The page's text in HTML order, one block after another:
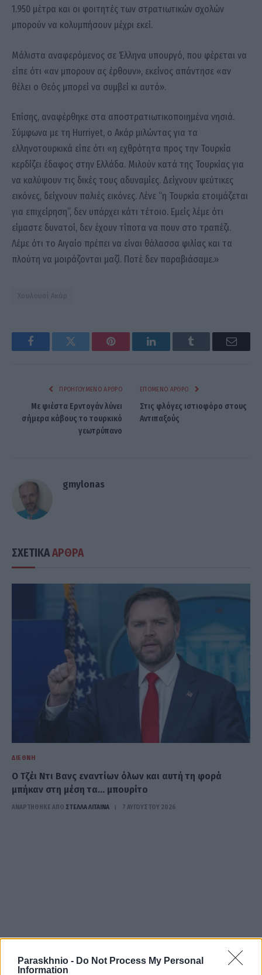
Paraskhnio - Do Not Process My Personal
Information
1.950 μέτρα και οι φοιτητές των στρατιωτικών σχολών
μπορούν να κολυμπήσουν μέχρι εκεί.
Μάλιστα αναφερόμενος σε Έλληνα υπουργό, που φέρεται να
είπε ότι «αν μπορουν ας έρθουν», εκείνος απάντησε «αν
θέλει ο Θεός μπορεί να συμβεί κι αυτό».
Επίσης, αναφέρθηκε στα αποστρατιωτικοποιημένα νησιά.
Σύμφωνα με τη Hurriyet, ο Ακάρ μιλώντας για τα
ελληνοτουρκικά είπε ότι «η εχθρότητα προς την Τουρκία
κερδίζει έδαφος στην Ελλάδα. Μιλούν κατά της Τουρκίας για
να καλύψουν τις δικές τους αδυναμίες. Δείχνουν ψεύτικες
εικόνες, δείχνουν παλιές εικόνες. Λένε “η Τουρκία ετοιμάζεται
για επιχείρηση”, δεν υπάρχει κάτι τέτοιο. Εμείς λέμε ότι
είμαστε δυνατοί, δεν έχουν τίποτα να πουν στο τραπέζι.
Λέμε ότι το Αιγαίο πρέπει να είναι θάλασσα φιλίας και τα
πλούτη να μοιράζονται μαζί. Ποτέ δεν παραβιάσαμε.»
Χουλουσί Ακάρ
FacebookTwitter Pinterest LinkedInTumblr Email
ΠΡΟΗΓΟΎΜΕΝΟ ΆΡΘΡΟ
Με φιέστα Ερντογάν λύνει
σήμερα κάβους το τουρκικό
γεωτρύπανο
ΕΠΌΜΕΝΟ ΆΡΘΡΟ
Στις φλόγες ιστιοφόρο στους
Αντιπαξούς
gmylonas
ΣΧΕΤΙΚΑΑΡΘΡΑ
ΔΙΕΘΝΉ
Ο Τζέι Ντι Βανς εναντίων όλων και αυτή τη φορά
μπήκαν στη μέση τα… μπουρίτο
ΑΝΑΡΤΗΘΗΚΕ ΑΠΟ ΣΤΈΛΛΑ ΛΊΤΑΙΝΑ 7 ΑΥΓΟΎΣΤΟΥ 2026